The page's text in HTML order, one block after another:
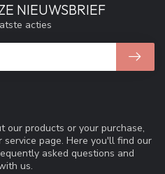
our products or your purchase,
page. Here you'll find our
asked questions and
us.
NIEUWSBRIEF
acties